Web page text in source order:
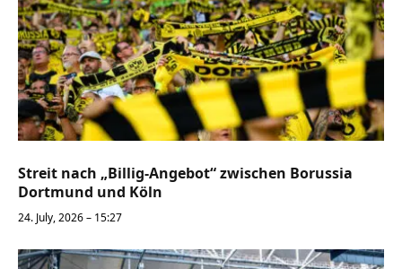
Streit nach „Billig-Angebot“ zwischen Borussia
Dortmund und Köln
24. July, 2026 – 15:27